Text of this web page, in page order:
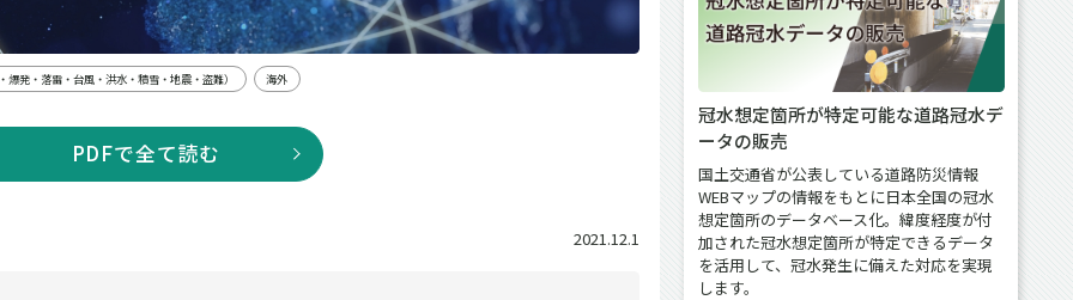
爆発・落雷・台風・洪水・積雪・地震・盗難） 海外
PDFで全て読む
2021.12.1
冠水想定箇所が特定可能な道路冠水デ
ータの販売
国土交通省が公表している道路防災情報
WEBマップの情報をもとに日本全国の冠水
想定箇所のデータベース化。緯度経度が付
加された冠水想定箇所が特定できるデータ
を活用して、冠水発生に備えた対応を実現
します。